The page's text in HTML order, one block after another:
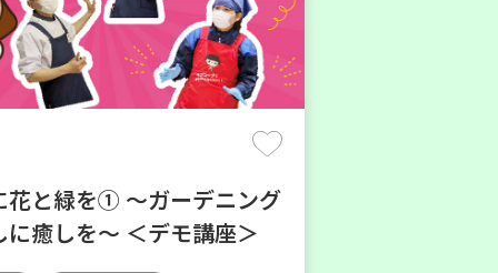
花と緑を① ～ガーデニング
に癒しを～ ＜デモ講座＞